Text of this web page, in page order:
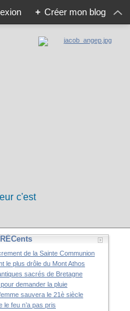
+ Créer mon blog
c'est
de la Sainte Communion
le plus drôle du Mont Athos
sacrés de Bretagne
demander la pluie
sauvera le 21è siècle
le feu n’a pas pris